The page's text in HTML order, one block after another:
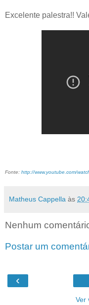
Excelente palestra!!
Fonte: http://www.youtube.com/
Matheus Cappella às
Nenhum
Postar um
‹
Ver